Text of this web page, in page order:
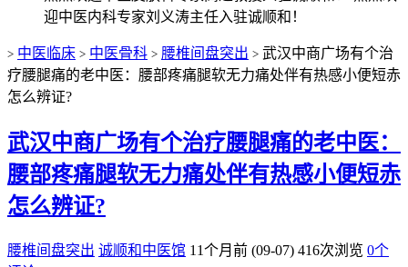
迎中医内科专家刘义涛主任入驻诚顺和！
> 中医临床 > 中医骨科 > 腰椎间盘突出 > 武汉中商广场有个治
疗腰腿痛的老中医：腰部疼痛腿软无力痛处伴有热感小便短赤
怎么辨证?
武汉中商广场有个治疗腰腿痛的老中医：
腰部疼痛腿软无力痛处伴有热感小便短赤
怎么辨证?
腰椎间盘突出 诚顺和中医馆 11个月前 (09-07) 416次浏览 0个